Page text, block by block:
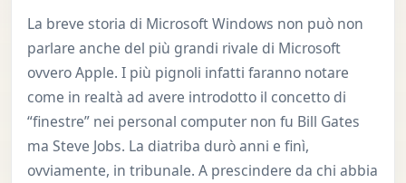
La breve storia di Microsoft Windows non può non
parlare anche del più grandi rivale di Microsoft
ovvero Apple. I più pignoli infatti faranno notare
come in realtà ad avere introdotto il concetto di
“finestre” nei personal computer non fu Bill Gates
ma Steve Jobs. La diatriba durò anni e finì,
ovviamente, in tribunale. A prescindere da chi abbia